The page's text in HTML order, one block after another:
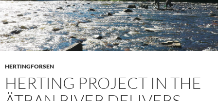
HERTINGFORSEN
HERTING PROJECT IN THE